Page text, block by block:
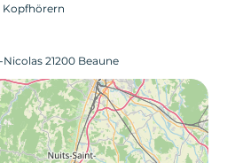
Kopfhörern
21200 Beaune